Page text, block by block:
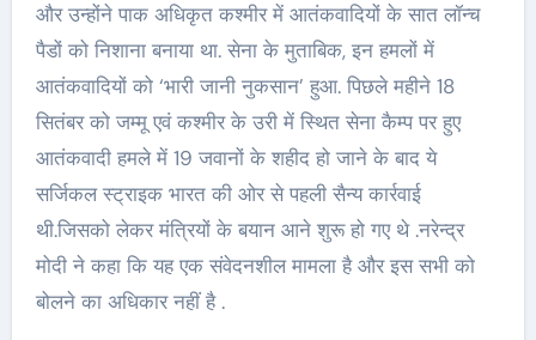
और उन्होंने पाक अधिकृत कश्मीर में आतंकवादियों के सात लॉन्च
पैडों को निशाना बनाया था. सेना के मुताबिक, इन हमलों में
आतंकवादियों को ‘भारी जानी नुकसान’ हुआ. पिछले महीने 18
सितंबर को जम्मू एवं कश्मीर के उरी में स्थित सेना कैम्प पर हुए
आतंकवादी हमले में 19 जवानों के शहीद हो जाने के बाद ये
सर्जिकल स्ट्राइक भारत की ओर से पहली सैन्य कार्रवाई
थी.जिसको लेकर मंत्रियों के बयान आने शुरू हो गए थे .नरेन्द्र
मोदी ने कहा कि यह एक संवेदनशील मामला है और इस सभी को
बोलने का अधिकार नहीं है .